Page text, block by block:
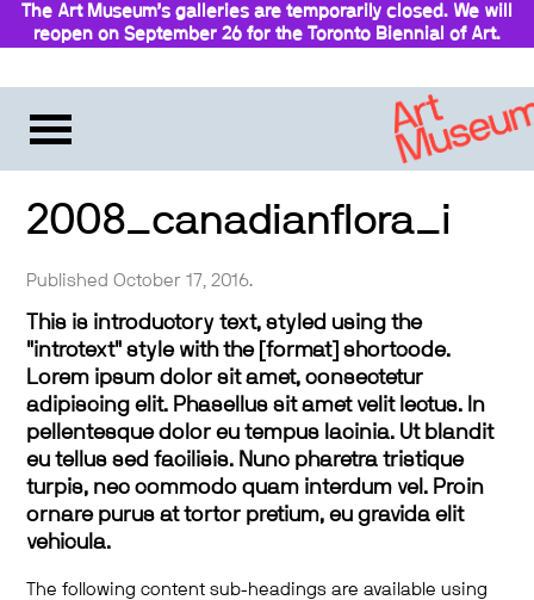
The Art Museum’s galleries are temporarily closed. We will
reopen on September 26 for the Toronto Biennial of Art.
2008_canadianflora_i
Published October 17, 2016.
This is introductory text, styled using the
"introtext" style with the [format] shortcode.
Lorem ipsum dolor sit amet, consectetur
adipiscing elit. Phasellus sit amet velit lectus. In
pellentesque dolor eu tempus lacinia. Ut blandit
eu tellus sed facilisis. Nunc pharetra tristique
turpis, nec commodo quam interdum vel. Proin
ornare purus at tortor pretium, eu gravida elit
vehicula.
The following content sub-headings are available using